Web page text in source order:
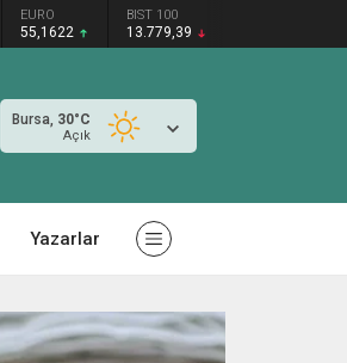
EURO
55,1622
BIST 100
13.779,39
Bursa, 30°C
Açık
Yazarlar